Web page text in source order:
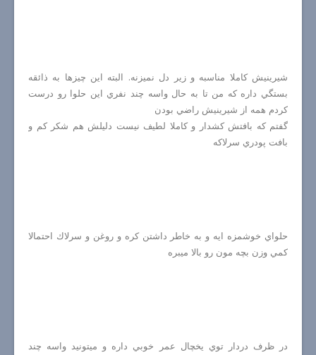
شيرينيش كاملا مناسبه و زير دل نميزنه. البته اين چيزها به ذائقه
بستگي داره كه من تا به حال واسه چند نفري اين حلوا رو درست
كردم همه از شيرينيش راضي بودن
گفتم كه بافتش كشدار و كاملا لطيف نيست دليلش هم شكر كم و
بافت پودري سرلاكه
حلواي خوشمزه ايه و به خاطر داشتن كره و روغن و سرلاك احتمالا
كمي وزن بچه مون رو بالا ميبره
در ظرف دردار توي يخچال عمر خوبي داره و ميتونيد واسه چند